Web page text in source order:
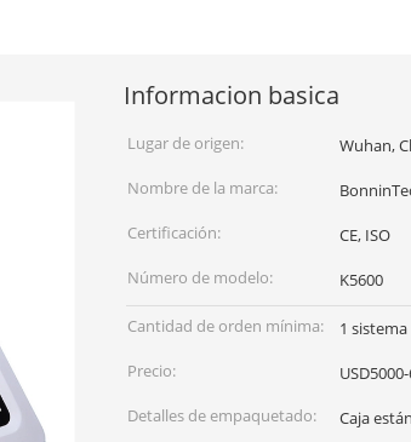
Informacion basica
Lugar de origen:
Wuhan,
Nombre de la marca:
Certificación:
CE, ISO
Número de modelo:
K5600
Cantidad de orden mínima:
1 sistema
Precio:
Detalles de empaquetado:
Caja